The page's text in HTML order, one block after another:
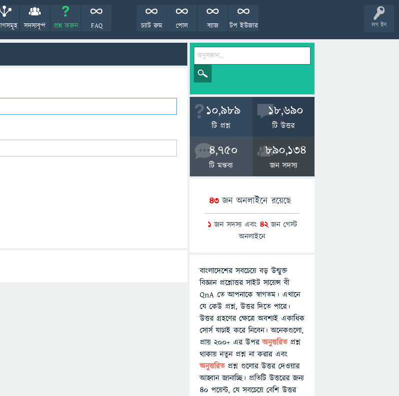
লগ ইন
সদস্যবৃন্দ প্রশ্ন করুন FAQ টপ ইউজার
ব্যাজ
পোল
চ্যাট রুম
10,989
টি প্রশ্ন
18,690
টি উত্তর
4,750
টি মন্তব্য
890,134
জন সদস্য
43জন অনলাইনে রয়েছে
1জন সদস্য এবং 42জন গেস্ট
অনলাইনে
বাংলাদেশের সবচেয়ে বড় উন্মুক্ত
বিজ্ঞান প্রশ্নোত্তর সাইট সায়েন্স বী
QnA তে আপনাকে স্বাগতম। এখানে
যে কেউ প্রশ্ন, উত্তর দিতে পারে।
উত্তর গ্রহণের ক্ষেত্রে অবশ্যই একাধিক
সোর্স যাচাই করে নিবেন। অনেকগুলো,
প্রায় ২০০+ এর উপরঅনুত্তরিতপ্রশ্ন
থাকায় নতুন প্রশ্ন না করার এবং
অনুত্তরিত প্রশ্ন গুলোর উত্তর দেওয়ার
আহ্বান জানাচ্ছি। প্রতিটি উত্তরের জন্য
৪০ পয়েন্ট, যে সবচেয়ে বেশি উত্তর